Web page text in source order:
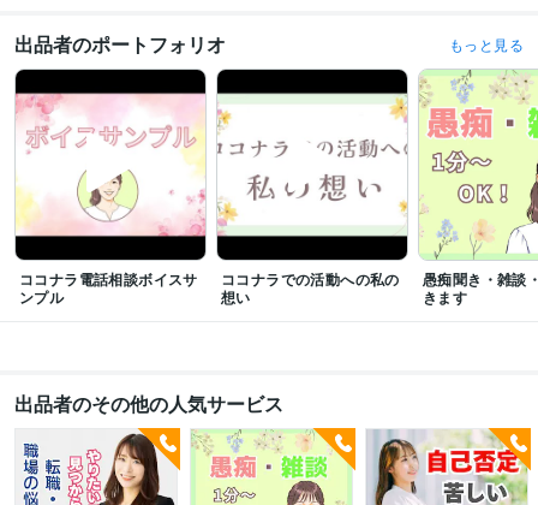
資格・検定
メンタル心理カウンセラー 取得年 : 2024年
ビジネス・クリエイティブツール
WordPress:6年 PowerPoint:10年
Canva:3年
Excel:20年
Word:20年
得意分野
悩み相談・カウンセリング ＊ありのままのあなたで大丈夫
＊過去の心の
傷をいやす ＊欠点を肯定し受け入れる ＊やさしく親身に寄り添います
＊
自分を好きになる ＊過去の記憶をハッピーに変える ＊前向きに生きる ＊
願いを叶える ＊失恋した痛みにやさしく寄り添います ＊復縁
悩み相談・カウンセリング ＊失恋の乗り越え方お伝えします ＊人間関係
す ＊人を励ますことが得意です ＊人の良いところを見つけるのが得意で
す
出品者のポートフォリオ もっと見る
ココナラ電話相談ボイスサ
ンプル
ココナラでの活動への私の
想い
愚痴聞き・雑談
きます
出品者のその他の人気サービス